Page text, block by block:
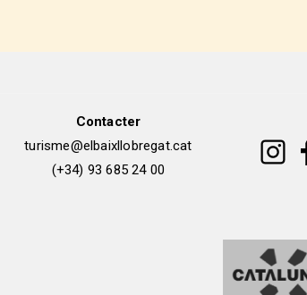
Contacter
turisme@elbaixllobregat.cat
(+34) 93 685 24 00